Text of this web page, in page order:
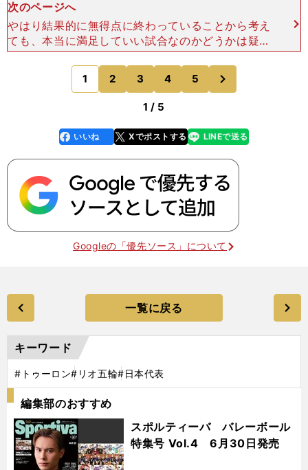
次のページへ
やはり結果的に無得点に終わっていることから考え
ても、本当に満足していい試合なのかどうかは疑問
が残る。 しかも、相手のポルトガルは、今大会の
登録メンバー20名全員が1996年以降生まれの"Ｕ
－20ポ
1 2 3 4 5
のページへ
1 / 5
faceboo
k
いいね Xでポストする
line LINEで送る
Googleの「優先ソース」について
一覧に戻る
キーワード
#トゥーロン#リオ五輪#日本代表
編集部のおすすめ
スポルティーバ バレーボール
特集号 Vol.4 6月30日発売